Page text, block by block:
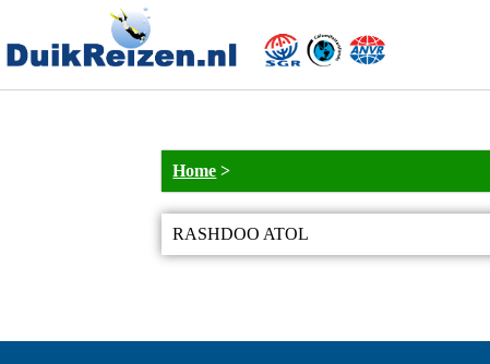
Home >
RASHDOO ATOL